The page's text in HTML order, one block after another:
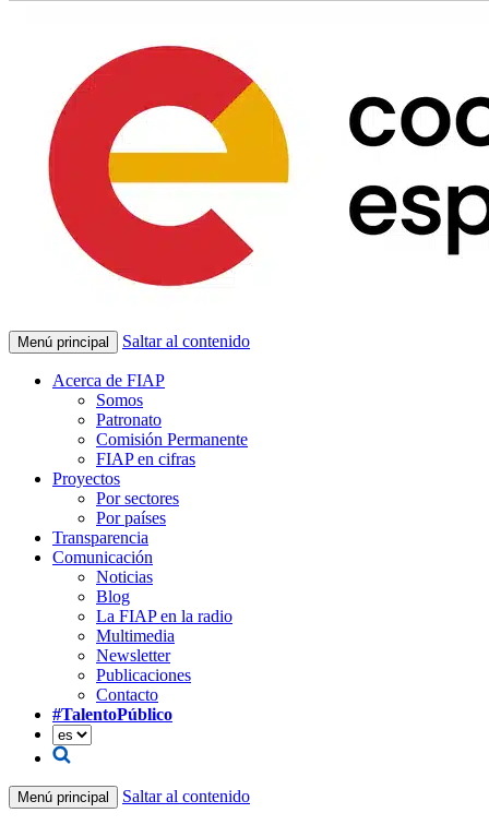
Menú principal Saltar al contenido
Acerca de FIAP
Somos
Patronato
Comisión Permanente
FIAP en cifras
Proyectos
Por sectores
Por países
Transparencia
Comunicación
Noticias
Blog
La FIAP en la radio
Multimedia
Newsletter
Publicaciones
Contacto
#TalentoPúblico
Menú principal Saltar al contenido